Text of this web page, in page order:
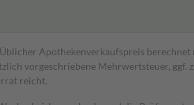
Apothekenverkaufspreis berechnet
vorgeschriebene Mehrwertsteuer, ggf.
reicht.